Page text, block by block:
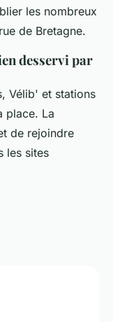
les nombreux
de Bretagne.
desservi par
Vélib' et stations
place. La
de rejoindre
les sites